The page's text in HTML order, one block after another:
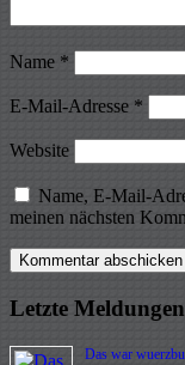
Name *
E-Mail-Adresse *
Website
Name, E-Mail-
meinen nächsten
Letzte Meldungen
Das war